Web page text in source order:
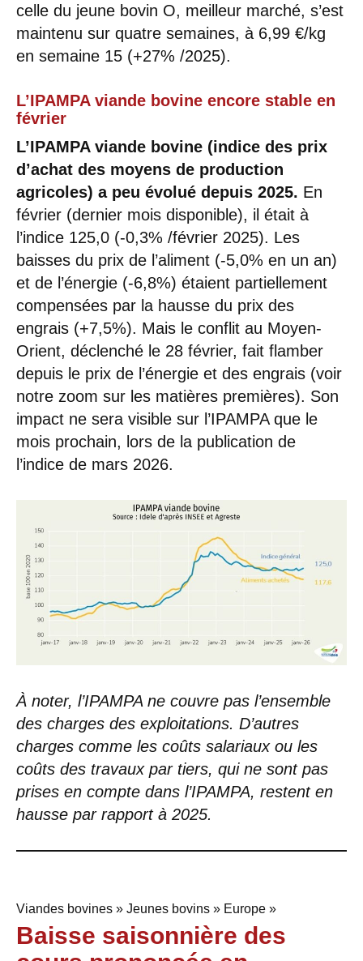
celle du jeune bovin O, meilleur marché, s’est
maintenu sur quatre semaines, à 6,99 €/kg
en semaine 15 (+27% /2025).
L’IPAMPA viande bovine encore stable en
février
L’IPAMPA viande bovine (indice des prix
d’achat des moyens de production
agricoles) a peu évolué depuis 2025. En
février (dernier mois disponible), il était à
l’indice 125,0 (-0,3% /février 2025). Les
baisses du prix de l’aliment (-5,0% en un an)
et de l’énergie (-6,8%) étaient partiellement
compensées par la hausse du prix des
engrais (+7,5%). Mais le conflit au Moyen-
Orient, déclenché le 28 février, fait flamber
depuis le prix de l’énergie et des engrais (voir
notre zoom sur les matières premières). Son
impact ne sera visible sur l’IPAMPA que le
mois prochain, lors de la publication de
l’indice de mars 2026.
À noter, l’IPAMPA ne couvre pas l’ensemble
des charges des exploitations. D’autres
charges comme les coûts salariaux ou les
coûts des travaux par tiers, qui ne sont pas
prises en compte dans l’IPAMPA, restent en
hausse par rapport à 2025.
Viandes bovines » Jeunes bovins » Europe »
Baisse saisonnière des